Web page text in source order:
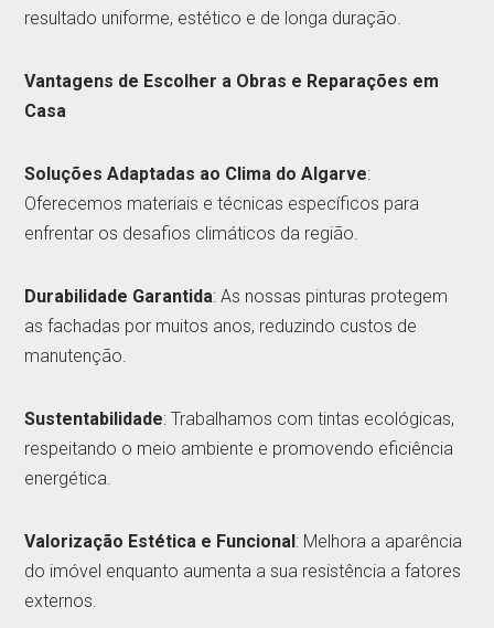
resultado uniforme, estético e de longa duração.
Vantagens de Escolher a Obras e Reparações em
Casa
Soluções Adaptadas ao Clima do Algarve:
Oferecemos materiais e técnicas específicos para
enfrentar os desafios climáticos da região.
Durabilidade Garantida: As nossas pinturas protegem
as fachadas por muitos anos, reduzindo custos de
manutenção.
Sustentabilidade: Trabalhamos com tintas ecológicas,
respeitando o meio ambiente e promovendo eficiência
energética.
Valorização Estética e Funcional : Melhora a aparência
do imóvel enquanto aumenta a sua resistência a fatores
externos.